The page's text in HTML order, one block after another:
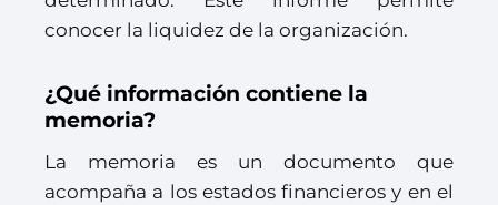
conocer la liquidez de la organización.
¿Qué información contiene la
memoria?
La memoria es un documento que
acompaña a los estados financieros y en el